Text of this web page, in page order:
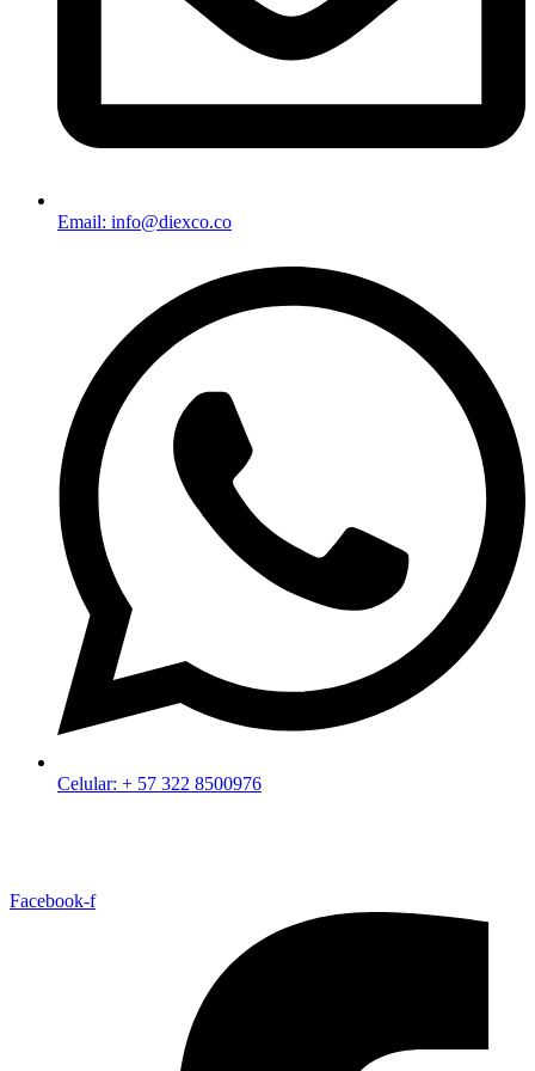
Email: info@diexco.co
Celular: + 57 322 8500976
Facebook-f